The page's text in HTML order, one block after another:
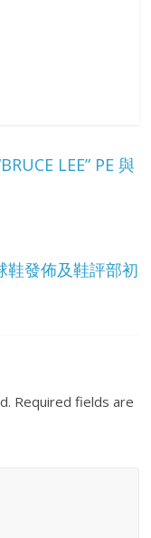
LEE” PE 與
鞋發佈及鞋評部初
Required fields are